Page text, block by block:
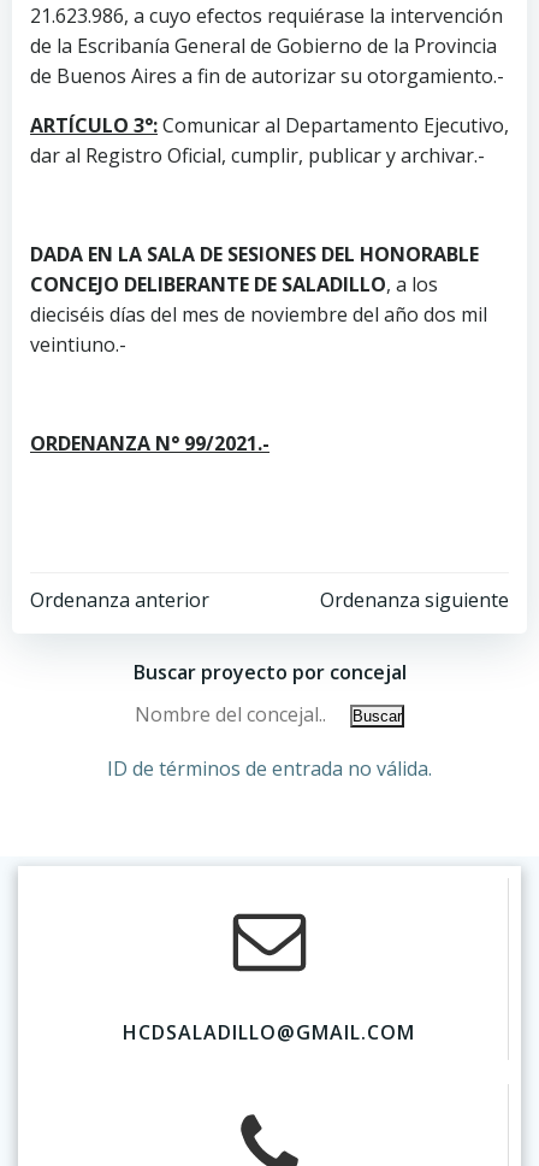
21.623.986, a cuyo efectos requiérase la intervención
de la Escribanía General de Gobierno de la Provincia
de Buenos Aires a fin de autorizar su otorgamiento.-
ARTÍCULO 3°:Comunicar al Departamento Ejecutivo,
dar al Registro Oficial, cumplir, publicar y archivar.-
DADA EN LA SALA DE SESIONES DEL HONORABLE
CONCEJO DELIBERANTE DE SALADILLO, a los
dieciséis días del mes de noviembre del año dos mil
veintiuno.-
ORDENANZA N° 99/2021.-
Ordenanza anterior Ordenanza siguiente
Buscar proyecto por concejal
ID de términos de entrada no válida.
HCDSALADILLO@GMAIL.COM